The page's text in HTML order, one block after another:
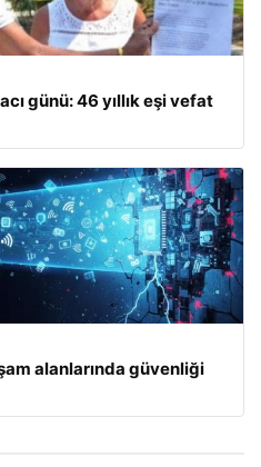
günü: 46 yıllık eşi vefat
alanlarında güvenliği